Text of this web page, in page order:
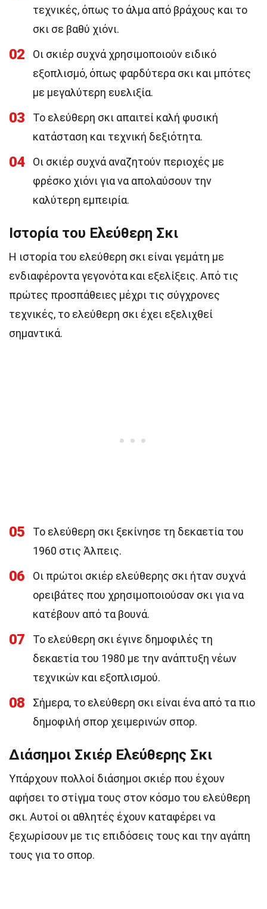
τεχνικές, όπως το άλμα από βράχους και το
σκι σε βαθύ χιόνι.
02
Οι σκιέρ συχνά χρησιμοποιούν ειδικό
εξοπλισμό, όπως φαρδύτερα σκι και μπότες
με μεγαλύτερη ευελιξία.
03
Το ελεύθερη σκι απαιτεί καλή φυσική
κατάσταση και τεχνική δεξιότητα.
04
Οι σκιέρ συχνά αναζητούν περιοχές με
φρέσκο χιόνι για να απολαύσουν την
καλύτερη εμπειρία.
Ιστορία του Ελεύθερη Σκι
Η ιστορία του ελεύθερη σκι είναι γεμάτη με
ενδιαφέροντα γεγονότα και εξελίξεις. Από τις
πρώτες προσπάθειες μέχρι τις σύγχρονες
τεχνικές, το ελεύθερη σκι έχει εξελιχθεί
σημαντικά.
05
Το ελεύθερη σκι ξεκίνησε τη δεκαετία του
1960 στις Άλπεις.
06
Οι πρώτοι σκιέρ ελεύθερης σκι ήταν συχνά
ορειβάτες που χρησιμοποιούσαν σκι για να
κατέβουν από τα βουνά.
07
Το ελεύθερη σκι έγινε δημοφιλές τη
δεκαετία του 1980 με την ανάπτυξη νέων
τεχνικών και εξοπλισμού.
08
Σήμερα, το ελεύθερη σκι είναι ένα από τα πιο
δημοφιλή σπορ χειμερινών σπορ.
Διάσημοι Σκιέρ Ελεύθερης Σκι
Υπάρχουν πολλοί διάσημοι σκιέρ που έχουν
αφήσει το στίγμα τους στον κόσμο του ελεύθερη
σκι. Αυτοί οι αθλητές έχουν καταφέρει να
ξεχωρίσουν με τις επιδόσεις τους και την αγάπη
τους για το σπορ.